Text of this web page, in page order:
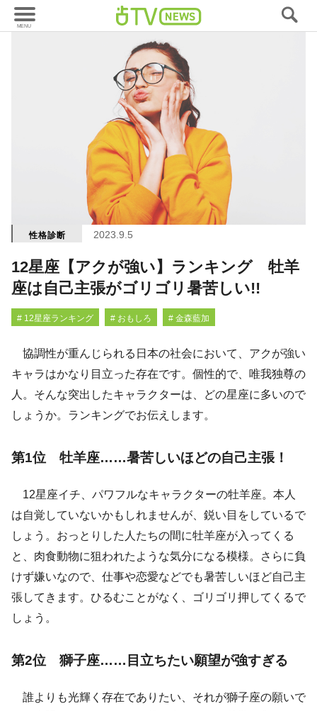
性格診断 2023.9.5
12星座【アクが強い】ランキング 牡羊
座は自己主張がゴリゴリ暑苦しい!!
# 12星座ランキング # おもしろ # 金森藍加
協調性が重んじられる日本の社会において、アクが強い
キャラはかなり目立った存在です。個性的で、唯我独尊の
人。そんな突出したキャラクターは、どの星座に多いので
しょうか。ランキングでお伝えします。
第1位 牡羊座……暑苦しいほどの自己主張！
12星座イチ、パワフルなキャラクターの牡羊座。本人
は自覚していないかもしれませんが、鋭い目をしているで
しょう。おっとりした人たちの間に牡羊座が入ってくる
と、肉食動物に狙われたような気分になる模様。さらに負
けず嫌いなので、仕事や恋愛などでも暑苦しいほど自己主
張してきます。ひるむことがなく、ゴリゴリ押してくるで
しょう。
第2位 獅子座……目立ちたい願望が強すぎる
誰よりも光輝く存在でありたい、それが獅子座の願いで